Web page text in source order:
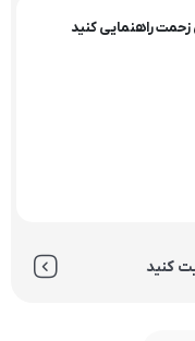
راهنمایی کنید
کنید